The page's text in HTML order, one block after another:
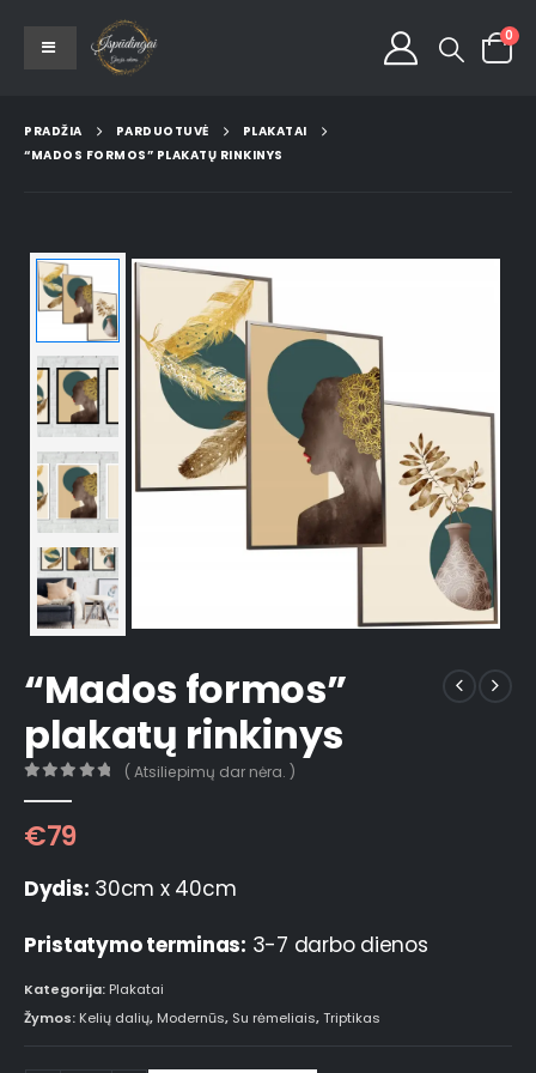
0
PRADŽIA PARDUOTUVĖ
PLAKATAI
“MADOS FORMOS” PLAKATŲ RINKINYS
“Mados formos”
plakatų rinkinys
( Atsiliepimų dar nėra. )
€79
Dydis: 30cm x 40cm
Pristatymo terminas: 3-7 darbo dienos
Kategorija: Plakatai
Žymos: Kelių dalių, Modernūs, Su rėmeliais,Triptikas